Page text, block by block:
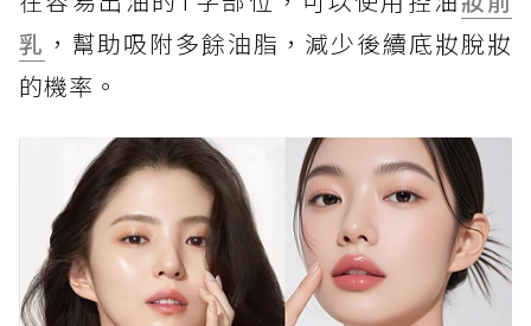
乳 ，幫助吸附多餘油脂，減少後續底妝脫妝
的機率。